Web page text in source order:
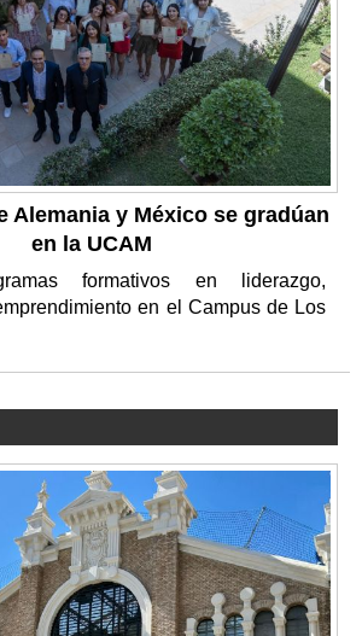
Alemania y México se gradúan
en la UCAM
formativos en liderazgo,
en el Campus de Los